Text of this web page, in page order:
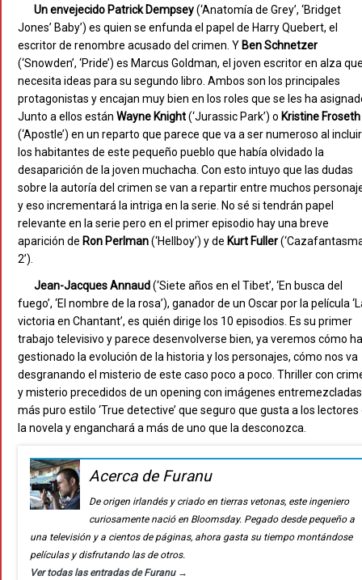
Un envejecido Patrick Dempsey(‘Anatomía de Grey’, ‘Bridget
Jones’ Baby’) es quien se enfunda el papel de Harry Quebert, el
escritor de renombre acusado del crimen. Y Ben Schnetzer
(‘Snowden’, ‘Pride’) es Marcus Goldman, el joven escritor en alza
necesita ideas para su segundo libro. Ambos son los principales
protagonistas y encajan muy bien en los roles que se les ha
Junto a ellos están Wayne Knight(‘Jurassic Park’) o Kristine Froseth
(‘Apostle’) en un reparto que parece que va a ser numeroso al
los habitantes de este pequeño pueblo que había olvidado la
desaparición de la joven muchacha. Con esto intuyo que las dudas
sobre la autoría del crimen se van a repartir entre muchos
y eso incrementará la intriga en la serie. No sé si tendrán papel
relevante en la serie pero en el primer episodio hay una breve
aparición de Ron Perlman(‘Hellboy’) y de Kurt Fuller
2’).
Jean-Jacques Annaud(‘Siete años en el Tibet’, ‘En busca del
fuego’, ‘El nombre de la rosa’), ganador de un Oscar por la película
victoria en Chantant’, es quién dirige los 10 episodios. Es su primer
trabajo televisivo y parece desenvolverse bien, ya veremos cómo ha
gestionado la evolución de la historia y los personajes, cómo nos va
desgranando el misterio de este caso poco a poco. Thriller con
y misterio precedidos de un opening con imágenes
más puro estilo ‘True detective’ que seguro que gusta a los lectores
la novela y enganchará a más de uno que la desconozca.
Acerca de Furanu
De origen irlandés y criado en tierras vetonas, este ingeniero
curiosamente nació en Bloomsday. Pegado desde pequeño a
una televisión y a cientos de páginas, ahora gasta su tiempo montándose
películas y disfrutando las de otros.
Ver todas las entradas de Furanu →